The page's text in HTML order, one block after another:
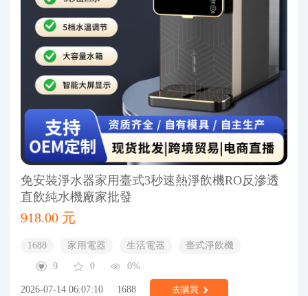
免安裝淨水器家用臺式3秒速熱淨飲機RO反滲透
直飲純水機廠家批發
918.00 元
1688 家用電器 生活電器
臺式淨飲機
9
0 0%
2026-07-14 06:07:10 1688 去購買